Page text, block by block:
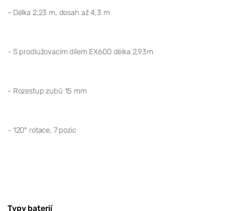
- Délka 2,23 m, dosah až 4,3 m
- S prodlužovacím dílem EX600 délka 2,93m
- Rozestup zubů 15 mm
- 120° rotace, 7 pozic
Typy baterií